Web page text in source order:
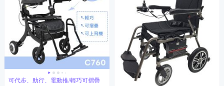
可代步、助行、電動推/輕巧可摺疊